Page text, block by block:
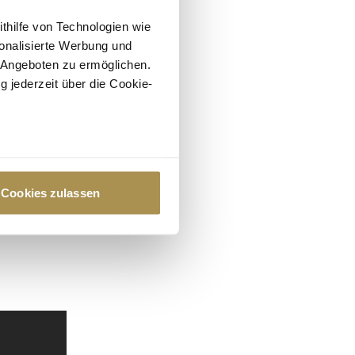
von Technologien wie
Werbung und
zu ermöglichen.
jederzeit über die Cookie-
Präferenzen im
Cookies zulassen